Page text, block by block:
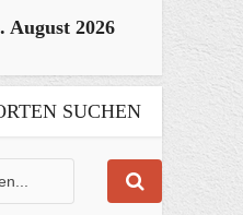
August 2026
SUCHEN